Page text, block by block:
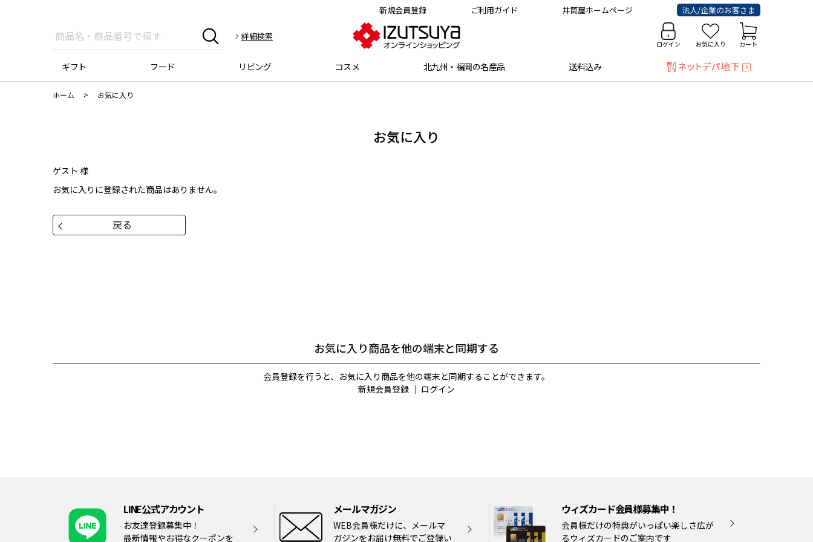
新規会員登録 ご利用ガイド 井筒屋ホームページ 法人/企業のお客さま
詳細検索
ログイン お気に入り カート
ギフト フード リビング コスメ 北九州・福岡の名産品 送料込み
ホーム > お気に入り
お気に入り
ゲスト 様
お気に入りに登録された商品はありません。
戻る
お気に入り商品を他の端末と同期する
会員登録を行うと、お気に入り商品を他の端末と同期することができます。
新規会員登録 ｜ ログイン
LINE公式アカウント
お友達登録募集中！
最新情報やお得なクーポンを
メールマガジン
WEB会員様だけに、メールマ
ガジンをお届け無料でご登録い
ウィズカード会員様募集中！
会員様だけの特典がいっぱい楽しさ広が
るウィズカードのご案内です